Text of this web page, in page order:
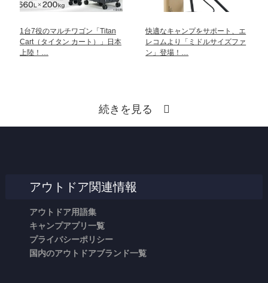
1台7役のマルチワゴン「Titan
Cart（タイタン カート）」日本
上陸！…
快適なキャンプをサポート、エ
レコムより「ミドルサイズファ
ン」登場！…
続きを見る
アウトドア関連情報
アウトドア用語集
キャンプアプリ一覧
プライバシーポリシー
国内のアウトドアブランド一覧